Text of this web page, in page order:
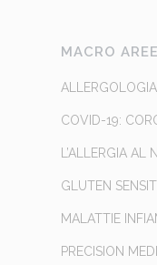
MACRO AREE
COVID-19:
L’ALLERGIA AL
GLUTEN
MALATTIE
PRECISION